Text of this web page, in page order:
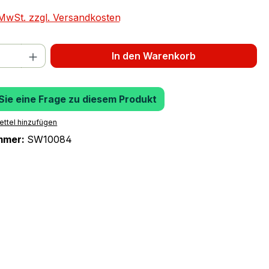
zzgl. Versandkosten
Gib den gewünschten Wert
In den Warenkorb
eine Frage zu diesem Produkt
hinzufügen
SW10084